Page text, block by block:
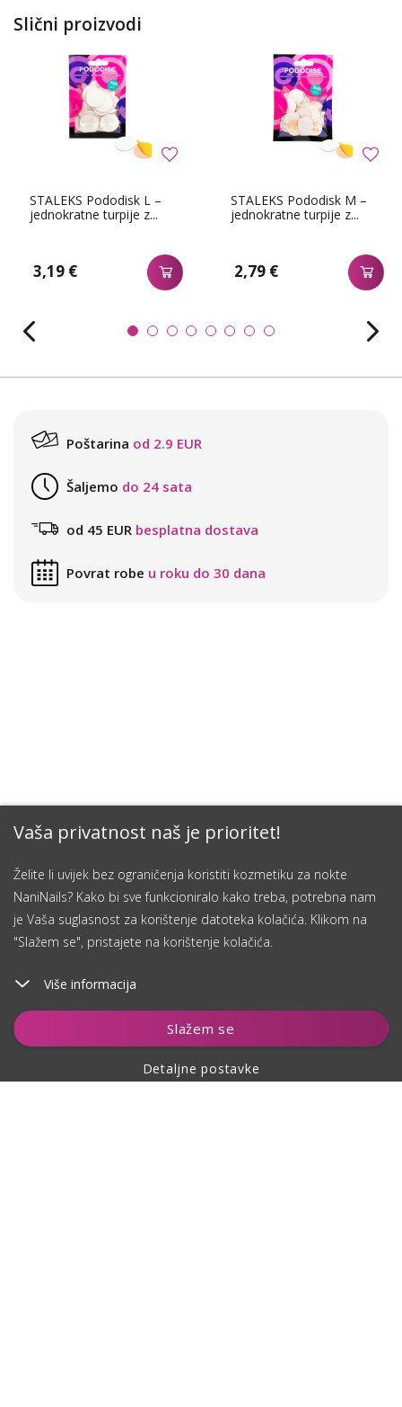
Vaša privatnost naš je prioritet!
Želite li uvijek bez ograničenja koristiti kozmetiku za nokte
NaniNails? Kako bi sve funkcioniralo kako treba, potrebna nam
je Vaša suglasnost za korištenje datoteka kolačića. Klikom na
"Slažem se", pristajete na korištenje kolačića.
Više informacija
Slažem se
Detaljne postavke
Dodaj u košaricu
Slični proizvodi
STALEKS Pododisk L –
jednokratne turpije z...
3,19 €
STALEKS Pododisk M –
jednokratne turpije z...
2,79 €
Poštarina od 2.9 EUR
Šaljemo do 24 sata
od 45 EUR besplatna dostava
Povrat robe u roku do 30 dana